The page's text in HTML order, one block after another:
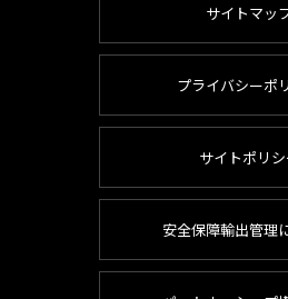
サイトマッ
プライバシーポ
サイトポリ
安全保障輸出管理